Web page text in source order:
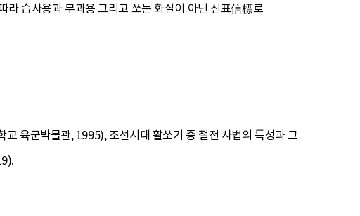
라 습사용과 무과용 그리고 쏘는 화살이 아닌 신표信標로
육군박물관, 1995), 조선시대 활쏘기 중 철전 사법의 특성과 그